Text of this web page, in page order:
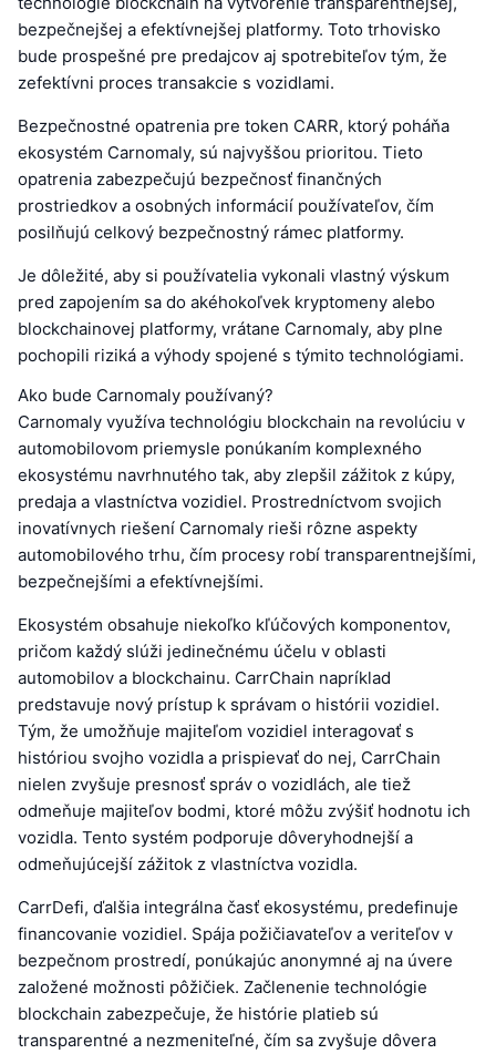
bezpečnejšej a efektívnejšej platformy. Toto trhovisko
bude prospešné pre predajcov aj spotrebiteľov tým, že
zefektívni proces transakcie s vozidlami.
Bezpečnostné opatrenia pre token CARR, ktorý poháňa
ekosystém Carnomaly, sú najvyššou prioritou. Tieto
opatrenia zabezpečujú bezpečnosť finančných
prostriedkov a osobných informácií používateľov, čím
posilňujú celkový bezpečnostný rámec platformy.
Je dôležité, aby si používatelia vykonali vlastný výskum
pred zapojením sa do akéhokoľvek kryptomeny alebo
blockchainovej platformy, vrátane Carnomaly, aby plne
pochopili riziká a výhody spojené s týmito technológiami.
Ako bude Carnomaly používaný?
Carnomaly využíva technológiu blockchain na revolúciu v
automobilovom priemysle ponúkaním komplexného
ekosystému navrhnutého tak, aby zlepšil zážitok z kúpy,
predaja a vlastníctva vozidiel. Prostredníctvom svojich
inovatívnych riešení Carnomaly rieši rôzne aspekty
automobilového trhu, čím procesy robí transparentnejšími,
bezpečnejšími a efektívnejšími.
Ekosystém obsahuje niekoľko kľúčových komponentov,
pričom každý slúži jedinečnému účelu v oblasti
automobilov a blockchainu. CarrChain napríklad
predstavuje nový prístup k správam o histórii vozidiel.
Tým, že umožňuje majiteľom vozidiel interagovať s
históriou svojho vozidla a prispievať do nej, CarrChain
nielen zvyšuje presnosť správ o vozidlách, ale tiež
odmeňuje majiteľov bodmi, ktoré môžu zvýšiť hodnotu ich
vozidla. Tento systém podporuje dôveryhodnejší a
odmeňujúcejší zážitok z vlastníctva vozidla.
CarrDefi, ďalšia integrálna časť ekosystému, predefinuje
financovanie vozidiel. Spája požičiavateľov a veriteľov v
bezpečnom prostredí, ponúkajúc anonymné aj na úvere
založené možnosti pôžičiek. Začlenenie technológie
blockchain zabezpečuje, že histórie platieb sú
transparentné a nezmeniteľné, čím sa zvyšuje dôvera